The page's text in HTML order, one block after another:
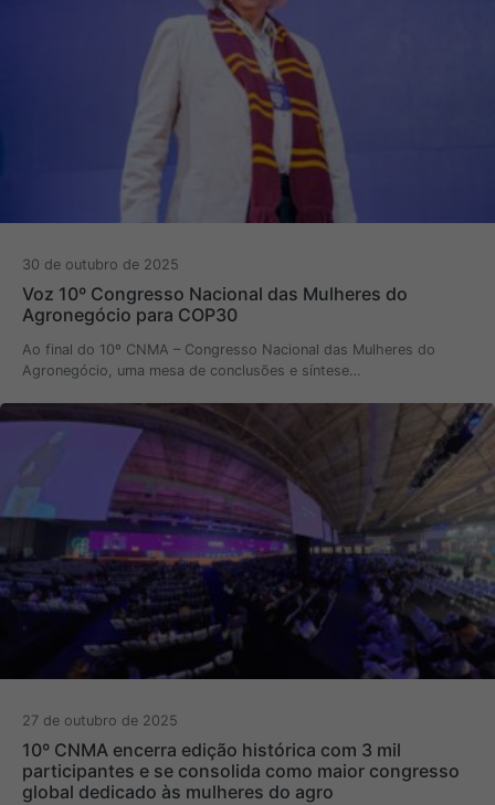
30 de outubro de 2025
Voz 10º Congresso Nacional das Mulheres do
Agronegócio para COP30
Ao final do 10º CNMA – Congresso Nacional das Mulheres do
Agronegócio, uma mesa de conclusões e síntese…
27 de outubro de 2025
10º CNMA encerra edição histórica com 3 mil
participantes e se consolida como maior congresso
global dedicado às mulheres do agro